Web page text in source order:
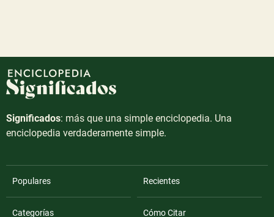
Significados: más que una simple enciclopedia. Una
enciclopedia verdaderamente simple.
Populares Recientes
Categorías Cómo Citar